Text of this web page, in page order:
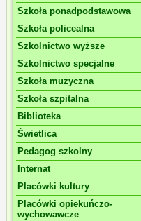
Szkoła ponadpodstawowa
Szkoła policealna
Szkolnictwo wyższe
Szkolnictwo specjalne
Szkoła muzyczna
Szkoła szpitalna
Biblioteka
Świetlica
Pedagog szkolny
Internat
Placówki kultury
Placówki opiekuńczo-
wychowawcze